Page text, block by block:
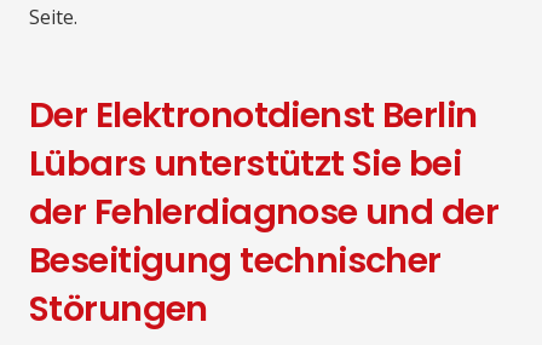
Seite.
Der Elektronotdienst Berlin
Lübars unterstützt Sie bei
der Fehlerdiagnose und der
Beseitigung technischer
Störungen